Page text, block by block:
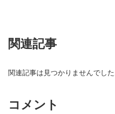
関連記事
関連記事は見つかりませんでした
コメント